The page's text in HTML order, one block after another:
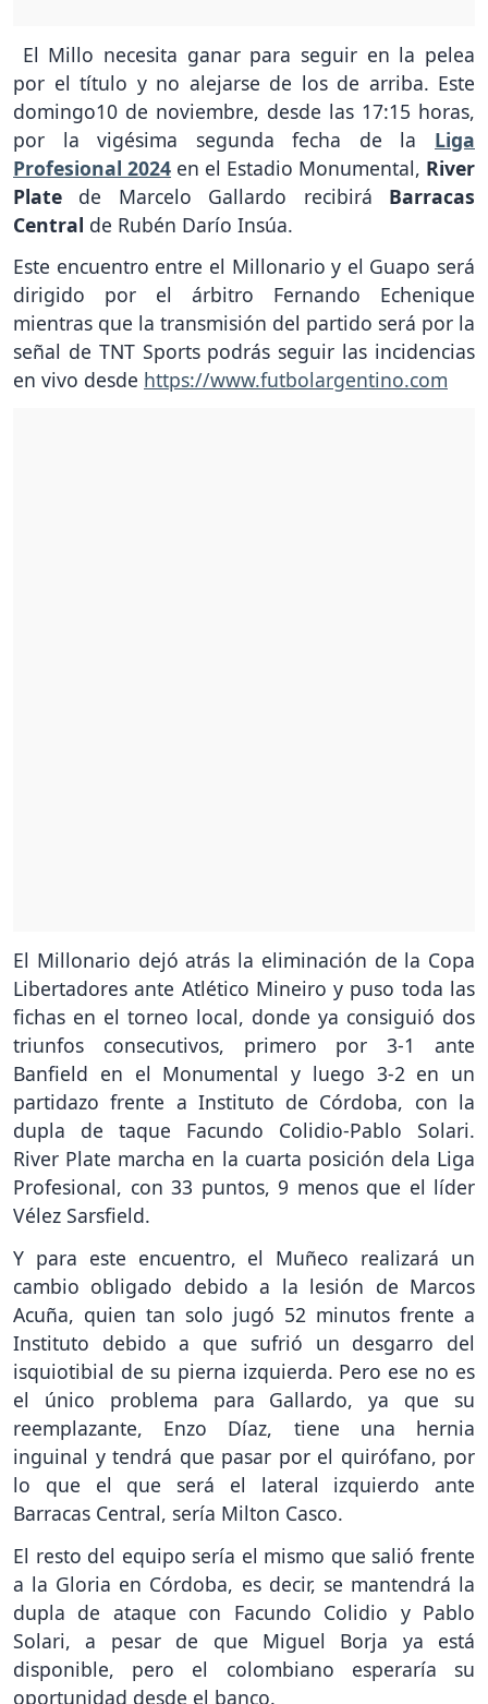
El Millo necesita ganar para seguir en la pelea
por el título y no alejarse de los de arriba. Este
domingo10 de noviembre, desde las 17:15 horas,
por la vigésima segunda fecha de la Liga
Profesional 2024 en el Estadio Monumental, River
Plate de Marcelo Gallardo recibirá Barracas
Central de Rubén Darío Insúa.
Este encuentro entre el Millonario y el Guapo será
dirigido por el árbitro Fernando Echenique
mientras que la transmisión del partido será por la
señal de TNT Sports podrás seguir las incidencias
en vivo desde https://www.futbolargentino.com
El Millonario dejó atrás la eliminación de la Copa
Libertadores ante Atlético Mineiro y puso toda las
fichas en el torneo local, donde ya consiguió dos
triunfos consecutivos, primero por 3-1 ante
Banfield en el Monumental y luego 3-2 en un
partidazo frente a Instituto de Córdoba, con la
dupla de taque Facundo Colidio-Pablo Solari.
River Plate marcha en la cuarta posición dela Liga
Profesional, con 33 puntos, 9 menos que el líder
Vélez Sarsfield.
Y para este encuentro, el Muñeco realizará un
cambio obligado debido a la lesión de Marcos
Acuña, quien tan solo jugó 52 minutos frente a
Instituto debido a que sufrió un desgarro del
isquiotibial de su pierna izquierda. Pero ese no es
el único problema para Gallardo, ya que su
reemplazante, Enzo Díaz, tiene una hernia
inguinal y tendrá que pasar por el quirófano, por
lo que el que será el lateral izquierdo ante
Barracas Central, sería Milton Casco.
El resto del equipo sería el mismo que salió frente
a la Gloria en Córdoba, es decir, se mantendrá la
dupla de ataque con Facundo Colidio y Pablo
Solari, a pesar de que Miguel Borja ya está
disponible, pero el colombiano esperaría su
oportunidad desde el banco.